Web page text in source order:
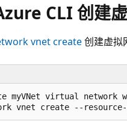
CLI 创建
vnet create创建虚拟
myVNet virtual network